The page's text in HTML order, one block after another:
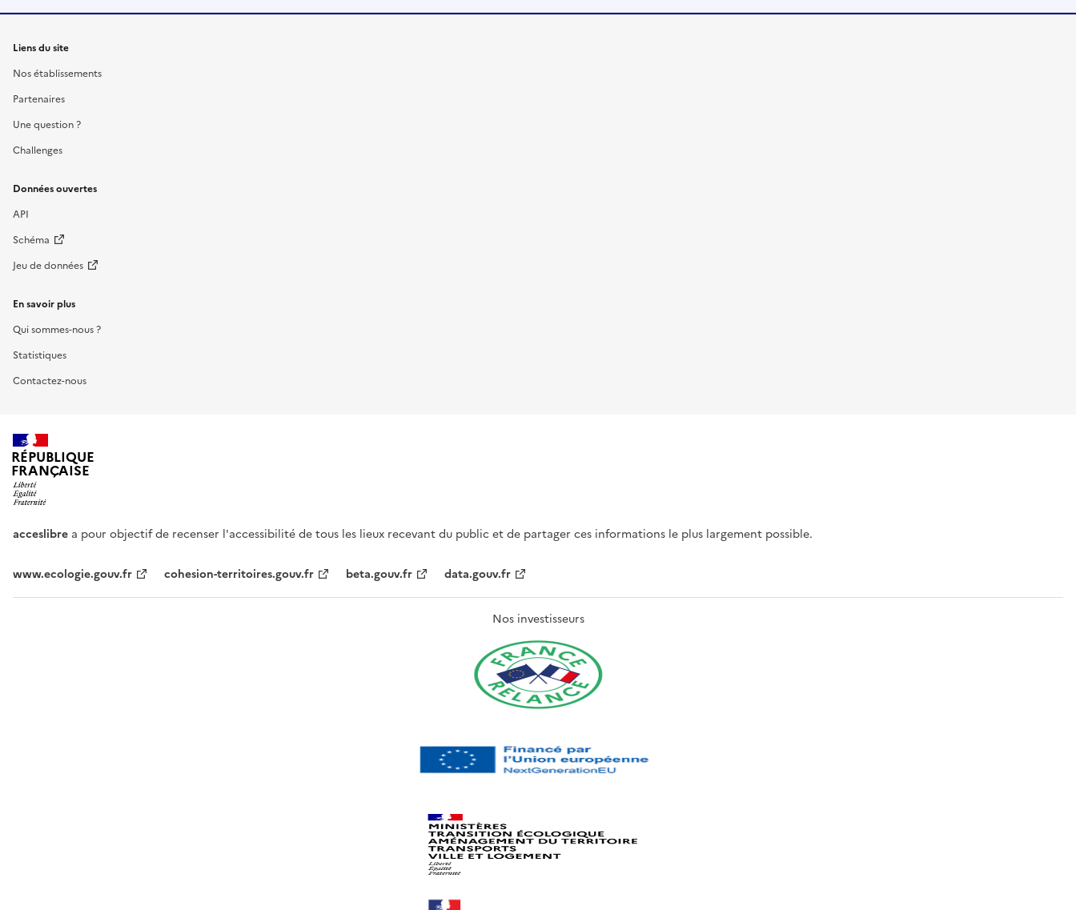
Liens du site
Nos établissements
Partenaires
Une question ?
Challenges
Données ouvertes
API
Schéma
Jeu de données
En savoir plus
Qui sommes-nous ?
Statistiques
Contactez-nous
RÉPUBLIQUE
FRANÇAISE
acceslibre a pour objectif de recenser l'accessibilité de tous les lieux recevant du public et de partager ces informations le plus largement possible.
www.ecologie.gouv.fr cohesion-territoires.gouv.fr beta.gouv.fr data.gouv.fr
Nos investisseurs